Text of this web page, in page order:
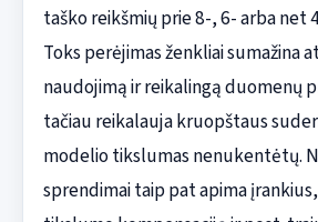
taško reikšmių prie 8-, 6- arba net
Toks perėjimas ženkliai sumažina
naudojimą ir reikalingą duomenų
tačiau reikalauja kruopštaus
modelio tikslumas nenukentėtų.
sprendimai taip pat apima